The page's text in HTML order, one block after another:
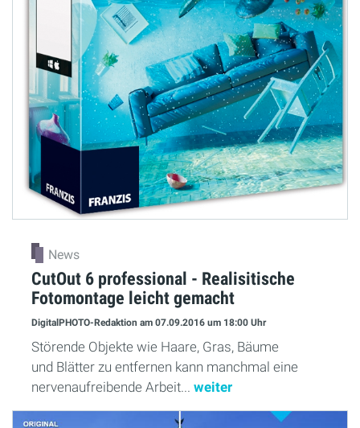
News
CutOut 6 professional - Realisitische
Fotomontage leicht gemacht
DigitalPHOTO-Redaktion am 07.09.2016 um 18:00 Uhr
Störende Objekte wie Haare, Gras, Bäume
und Blätter zu entfernen kann manchmal eine
nervenaufreibende Arbeit... weiter